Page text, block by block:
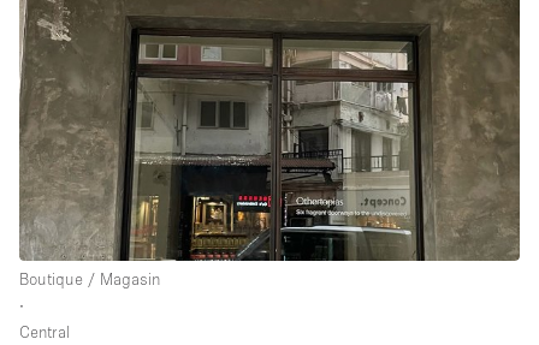
Boutique / Magasin
∙
Central